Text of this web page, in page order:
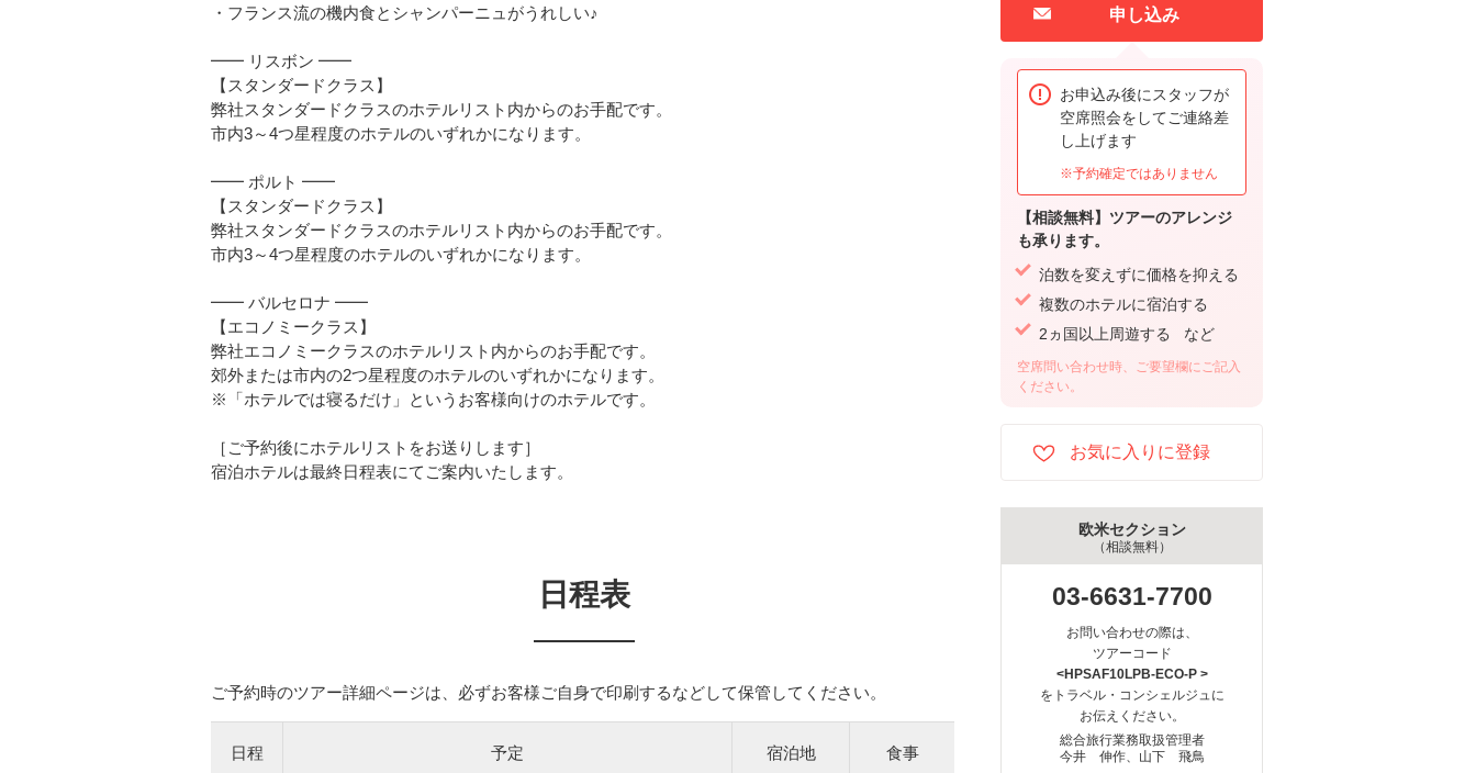
・フランス流の機内食とシャンパーニュがうれしい♪
━━ リスボン ━━
【スタンダードクラス】
弊社スタンダードクラスのホテルリスト内からのお手配です。
市内3～4つ星程度のホテルのいずれかになります。
━━ ポルト ━━
【スタンダードクラス】
弊社スタンダードクラスのホテルリスト内からのお手配です。
市内3～4つ星程度のホテルのいずれかになります。
━━ バルセロナ ━━
【エコノミークラス】
弊社エコノミークラスのホテルリスト内からのお手配です。
郊外または市内の2つ星程度のホテルのいずれかになります。
※「ホテルでは寝るだけ」というお客様向けのホテルです。
［ご予約後にホテルリストをお送りします］
宿泊ホテルは最終日程表にてご案内いたします。
日程表
ご予約時のツアー詳細ページは、必ずお客様ご自身で印刷するなどして保管してください。
日程 予定 宿泊地 食事
申し込み
お申込み後にスタッフが
空席照会をしてご連絡差
し上げます
※予約確定ではありません
【相談無料】ツアーのアレンジ
も承ります。
泊数を変えずに価格を抑える
複数のホテルに宿泊する
2ヵ国以上周遊する など
空席問い合わせ時、ご要望欄にご記入
ください。
欧米セクション
（相談無料）
03-6631-7700
お問い合わせの際は、
ツアーコード
<HPSAF10LPB-ECO-P >
をトラベル・コンシェルジュに
お伝えください。
総合旅行業務取扱管理者
今井 伸作、山下 飛鳥